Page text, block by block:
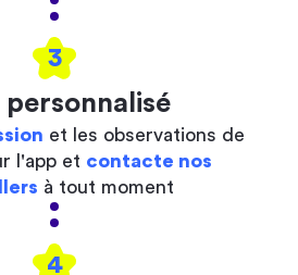
3
personnalisé
et les observations de
l'app et contacte nos
à tout moment
4